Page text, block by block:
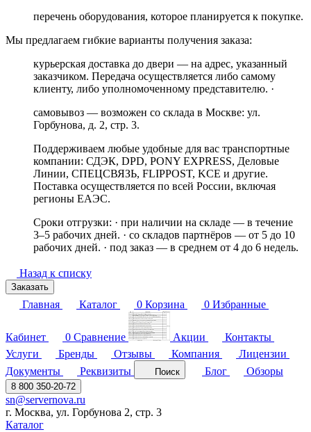
перечень оборудования, которое планируется к покупке.
Мы предлагаем гибкие варианты получения заказа:
курьерская доставка до двери — на адрес, указанный
заказчиком. Передача осуществляется либо самому
клиенту, либо уполномоченному представителю. ·
самовывоз — возможен со склада в Москве: ул.
Горбунова, д. 2, стр. 3.
Поддерживаем любые удобные для вас транспортные
компании: СДЭК, DPD, PONY EXPRESS, Деловые
Линии, СПЕЦСВЯЗЬ, FLIPPOST, KCE и другие.
Поставка осуществляется по всей России, включая
регионы ЕАЭС.
Сроки отгрузки: · при наличии на складе — в течение
3–5 рабочих дней. · со складов партнёров — от 5 до 10
рабочих дней. · под заказ — в среднем от 4 до 6 недель.
Назад к списку
Заказать
Главная Каталог 0 Корзина 0 Избранные
Кабинет 0 Сравнение Акции
Контакты
Услуги
Бренды Отзывы Компания
Лицензии
Документы
Реквизиты Поиск Блог Обзоры
8 800 350-20-72
sn@servernova.ru
г. Москва, ул. Горбунова 2, стр. 3
Каталог